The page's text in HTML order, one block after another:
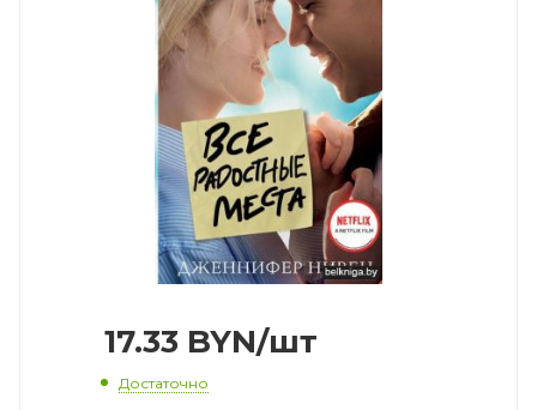
17.33 BYN/шт
Достаточно